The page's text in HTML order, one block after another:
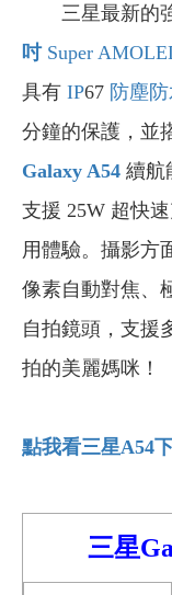
三星最新的
吋 Super
具有 IP67 防塵
分鐘的保護，並
Galaxy A54 續航
支援 25W 超快
用體驗。攝影方
像素自動對焦、
自拍鏡頭，支援
拍的美麗媽咪！
點我看三星A54
三星